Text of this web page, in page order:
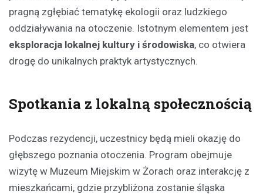
pragną zgłębiać tematykę ekologii oraz ludzkiego
oddziaływania na otoczenie. Istotnym elementem jest
eksploracja lokalnej kultury i środowiska, co otwiera
drogę do unikalnych praktyk artystycznych.
Spotkania z lokalną społecznością
Podczas rezydencji, uczestnicy będą mieli okazję do
głębszego poznania otoczenia. Program obejmuje
wizytę w Muzeum Miejskim w Żorach oraz interakcję z
mieszkańcami, gdzie przybliżona zostanie śląska